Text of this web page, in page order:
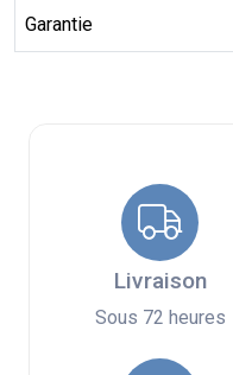
Garantie
Livraison
Sous 72 heures